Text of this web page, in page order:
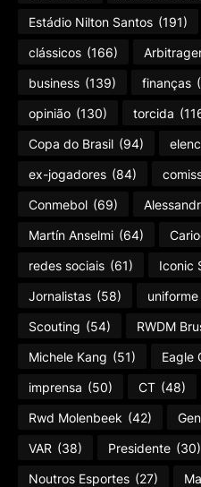
Estádio Nilton Santos (191)
clássicos (166)
business (139) finanças
opinião (130) torcida
Copa do Brasil (94)
ex-jogadores (84)
Conmebol (69)
Martín Anselmi (64)
redes sociais (61) Iconic
Jornalistas (58) uniforme
Scouting (54) RWDM
Michele Kang (51) Eagle
imprensa (50) CT (48)
Rwd Molenbeek (42)
VAR (38) Presidente (30)
Noutros Esportes (27)